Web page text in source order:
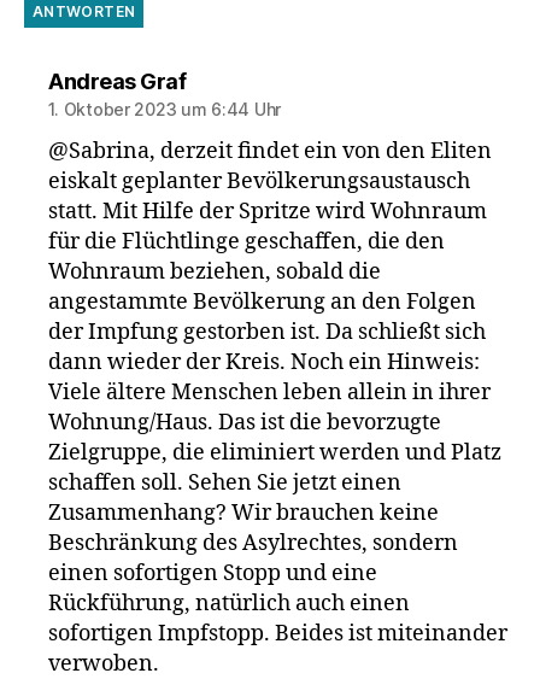
ANTWORTEN
Andreas Grafsagt:
1. Oktober 2023 um 6:44 Uhr
@Sabrina, derzeit findet ein von den Eliten
eiskalt geplanter Bevölkerungsaustausch
statt. Mit Hilfe der Spritze wird Wohnraum
für die Flüchtlinge geschaffen, die den
Wohnraum beziehen, sobald die
angestammte Bevölkerung an den Folgen
der Impfung gestorben ist. Da schließt sich
dann wieder der Kreis. Noch ein Hinweis:
Viele ältere Menschen leben allein in ihrer
Wohnung/Haus. Das ist die bevorzugte
Zielgruppe, die eliminiert werden und Platz
schaffen soll. Sehen Sie jetzt einen
Zusammenhang? Wir brauchen keine
Beschränkung des Asylrechtes, sondern
einen sofortigen Stopp und eine
Rückführung, natürlich auch einen
sofortigen Impfstopp. Beides ist miteinander
verwoben.